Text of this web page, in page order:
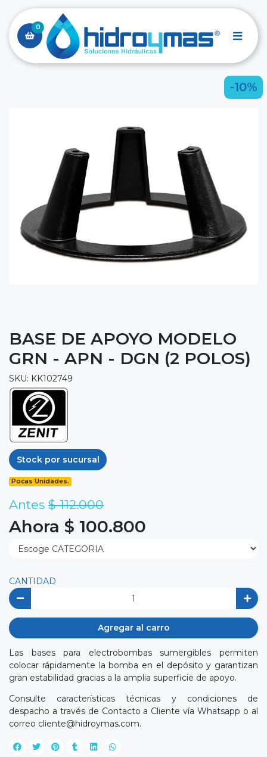
0
-10%
BASE DE APOYO MODELO
GRN - APN - DGN (2 POLOS)
SKU: KK102749
Stock por sucursal
Pocas Unidades.
Antes $ 112.000
Ahora $ 100.800
CANTIDAD
Agregar al carro
Las bases para electrobombas sumergibles permiten
colocar rápidamente la bomba en el depósito y garantizan
gran estabilidad gracias a la amplia superficie de apoyo.
Consulte características técnicas y condiciones de
despacho a través de Contacto a Cliente vía Whatsapp o al
correo cliente@hidroymas.com.